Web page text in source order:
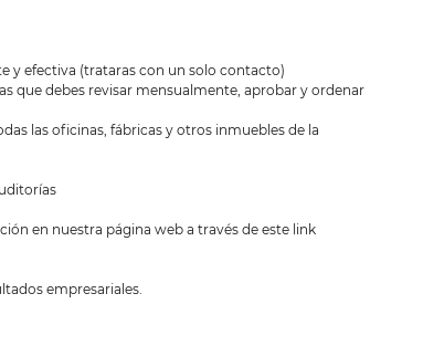
y efectiva (trataras con un solo contacto)
que debes revisar mensualmente, aprobar y ordenar
las oficinas, fábricas y otros inmuebles de la
en nuestra página web a través de este link
empresariales.